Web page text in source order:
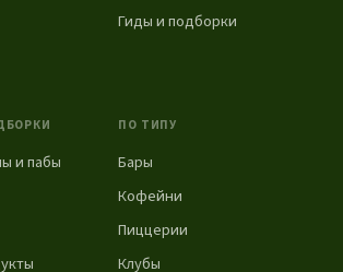
Гиды и подборки
и пабы
ПО ТИПУ
Бары
Кофейни
Пиццерии
Клубы